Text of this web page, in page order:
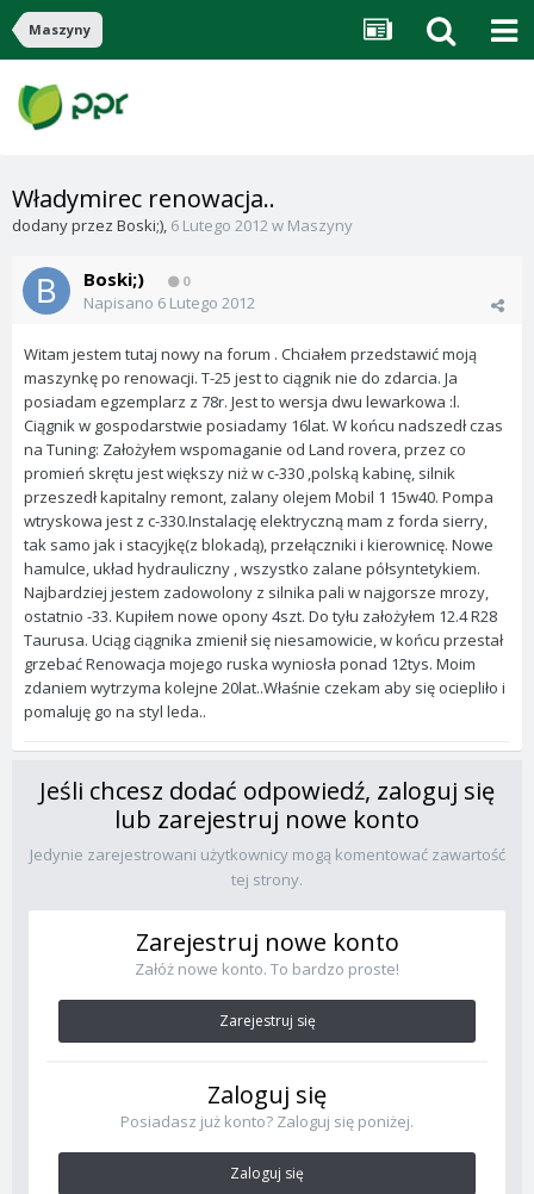
Maszyny
Władymirec renowacja..
dodany przez Boski;), 6 Lutego 2012w Maszyny
Boski;) 0
Napisano 6 Lutego 2012
Witam jestem tutaj nowy na forum . Chciałem przedstawić moją
maszynkę po renowacji. T-25 jest to ciągnik nie do zdarcia. Ja
posiadam egzemplarz z 78r. Jest to wersja dwu lewarkowa :l.
Ciągnik w gospodarstwie posiadamy 16lat. W końcu nadszedł czas
na Tuning: Założyłem wspomaganie od Land rovera, przez co
promień skrętu jest większy niż w c-330 ,polską kabinę, silnik
przeszedł kapitalny remont, zalany olejem Mobil 1 15w40. Pompa
wtryskowa jest z c-330.Instalację elektryczną mam z forda sierry,
tak samo jak i stacyjkę(z blokadą), przełączniki i kierownicę. Nowe
hamulce, układ hydrauliczny , wszystko zalane półsyntetykiem.
Najbardziej jestem zadowolony z silnika pali w najgorsze mrozy,
ostatnio -33. Kupiłem nowe opony 4szt. Do tyłu założyłem 12.4 R28
Taurusa. Uciąg ciągnika zmienił się niesamowicie, w końcu przestał
grzebać Renowacja mojego ruska wyniosła ponad 12tys. Moim
zdaniem wytrzyma kolejne 20lat..Właśnie czekam aby się ociepliło i
pomaluję go na styl leda..
Jeśli chcesz dodać odpowiedź, zaloguj się
lub zarejestruj nowe konto
Jedynie zarejestrowani użytkownicy mogą komentować zawartość
tej strony.
Zarejestruj nowe konto
Załóż nowe konto. To bardzo proste!
Zarejestruj się
Zaloguj się
Posiadasz już konto? Zaloguj się poniżej.
Zaloguj się